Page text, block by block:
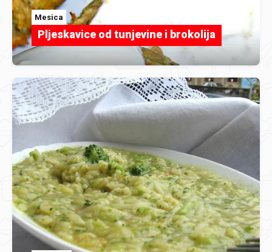
Mesica
Pljeskavice od tunjevine i brokolija